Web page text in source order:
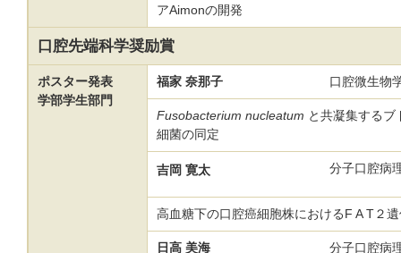
アAimonの開発
口腔先端科学奨励賞
ポスター発表
学部学生部門
福家 奈那子 口腔微生物
Fusobacterium nucleatum と共凝集する
細菌の同定
吉岡 寛太 分子口腔病
高血糖下の口腔癌細胞株におけるF A T２
日高 美海 分子口腔病